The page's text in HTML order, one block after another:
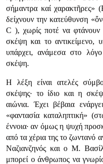
σήμαντρα καί
δείχνουν την κατεύθυνση
C ), χωρίς ποτέ να φτάνουν
σκέψη και το αντικείμενο,
υπάρχει, ανάμεσα στο
σκέψη.
Η λέξη είναι ατελές
σκέψης· το ίδιο και η
αιώνια. Έχει βέβαια
«φαντασία καταληπτική»
έννοια· αν όμως η ψυχή
από τα χέρια της το ζωντανό
Ναζιανζηνός και ο Μ.
μπορεί ο άνθρωπος να